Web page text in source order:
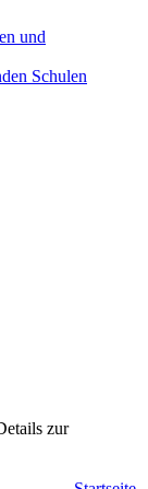
und
Schulen
zur